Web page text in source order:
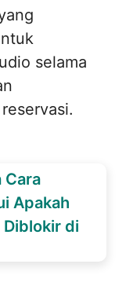
selama
Cara
Apakah
Diblokir di